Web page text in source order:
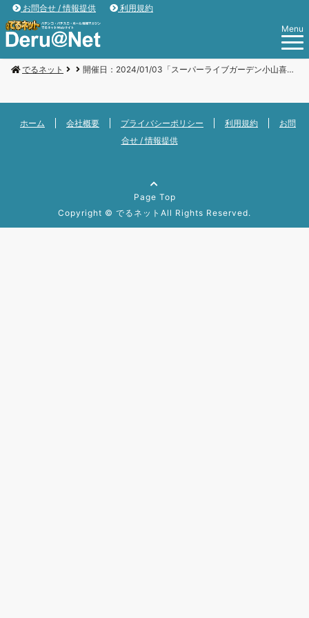
お問合せ / 情報提供
利用規約
Menu
でるネット 開催日：2024/01/03「スーパーライブガーデン小山喜沢店」
ホーム 会社概要 プライバシーポリシー 利用規約
お問
合せ / 情報提供
Page Top
Copyright © でるネット All Rights Reserved.